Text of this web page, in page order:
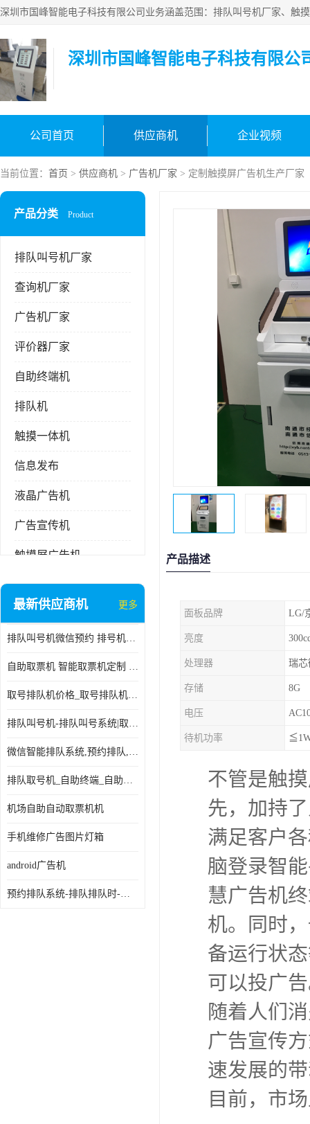
深圳市国峰智能电子科技有限公
公司首页 供应商机 企业视频
当前位置： 首页 > 供应商机 > 广告机厂家 > 定制触摸屏广告机生产厂家
产品分类 Product
排队叫号机厂家
查询机厂家
广告机厂家
评价器厂家
自助终端机
排队机
触摸一体机
信息发布
液晶广告机
广告宣传机
触摸屏广告机
液晶显示器
电子白板
自助服务终端
最新供应商机 更多
排队叫号机微信预约 排号机诊所 行政大厅营业厅取号机
自助取票机 智能取票机定制 款式多样
取号排队机价格_取号排队机报价_取号排队机多少钱
排队叫号机-排队叫号系统|取号机-液晶拼接屏-自助终端机
微信智能排队系统,预约排队,扫码排队,微信叫号
排队取号机_自助终端_自助签到一体机 支持定做
机场自助自动取票机机
手机维修广告图片灯箱
android广告机
预约排队系统-排队排队时-排动排号系统和排队的使用方法
产品描述
面板品牌 LG/
亮度
处理器 瑞芯
存储 8G
电压
待机功率
不管是触
先，加持
满足客户
脑登录智
慧广告机
机。同时
备运行状
可以投广
随着人们
广告宣传
速发展的
目前，市